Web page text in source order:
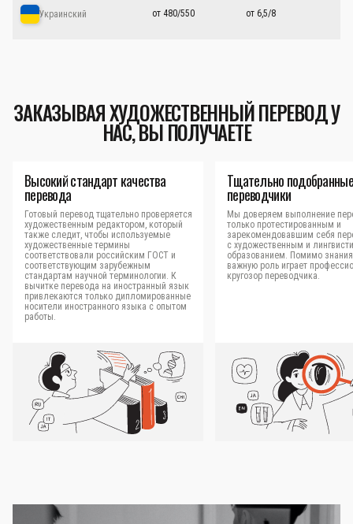
Украинский от 480/550 от 6,5/8
ЗАКАЗЫВАЯ ХУДОЖЕСТВЕННЫЙ ПЕРЕВОД У
НАС, ВЫ ПОЛУЧАЕТЕ
Высокий стандарт качества
перевода
Готовый перевод тщательно проверяется
художественным редактором, который
также следит, чтобы используемые
художественные термины
соответствовали российским ГОСТ и
соответствующим зарубежным
стандартам научной терминологии. К
вычитке перевода на иностранный язык
привлекаются только дипломированные
носители иностранного языка с опытом
работы.
Тщательно подобранные
переводчики
Мы доверяем выполнение
только протестированным и
зарекомендовавшим себя
с художественным и
образованием. Помимо
важную роль играет
кругозор переводчика.